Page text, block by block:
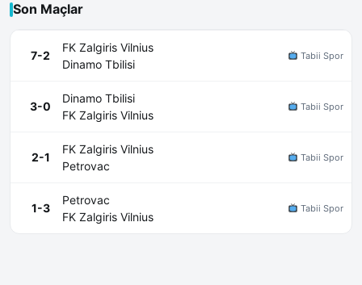
Son Maçlar
7-2
FK Zalgiris Vilnius
Dinamo Tbilisi
Tabii Spor
3-0
Dinamo Tbilisi
FK Zalgiris Vilnius
Tabii Spor
2-1
FK Zalgiris Vilnius
Petrovac
Tabii Spor
1-3
Petrovac
FK Zalgiris Vilnius
Tabii Spor